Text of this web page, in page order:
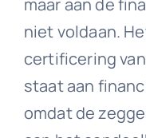
niet voldaan.
certificering
staat aan
omdat de